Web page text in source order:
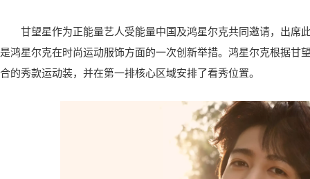
甘望星作为正能量艺人受能量中国及鸿星尔克共同邀请，出席
是鸿星尔克在时尚运动服饰方面的一次创新举措。鸿星尔克根据甘
合的秀款运动装，并在第一排核心区域安排了看秀位置。